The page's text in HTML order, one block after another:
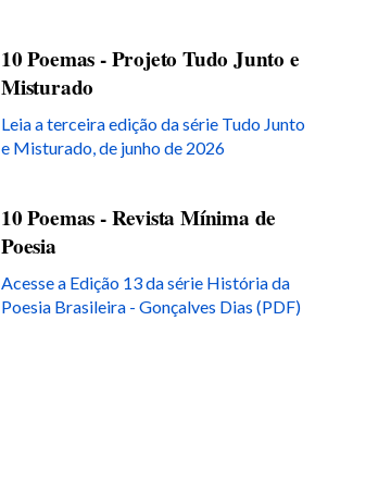
10 Poemas - Projeto Tudo Junto e
Misturado
Leia a terceira edição da série Tudo Junto
e Misturado, de junho de 2026
10 Poemas - Revista Mínima de
Poesia
Acesse a Edição 13 da série História da
Poesia Brasileira - Gonçalves Dias (PDF)